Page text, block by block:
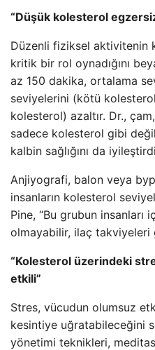
“Düşük kolesterol
Düzenli fiziksel aktivitenin
kritik bir rol oynadığını
az 150 dakika, ortalama
seviyelerini (kötü
kolesterol) azaltır. Dr.,
sadece kolesterol gibi
kalbin sağlığını da
Anjiyografi, balon veya
insanların kolesterol
Pine, “Bu grubun
olmayabilir, ilaç takviyeleri
“Kolesterol üzerindeki
etkili”
Stres, vücudun olumsuz
kesintiye uğratabileceğini
yönetimi teknikleri,